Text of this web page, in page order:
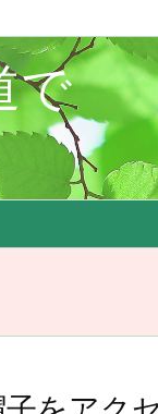
で